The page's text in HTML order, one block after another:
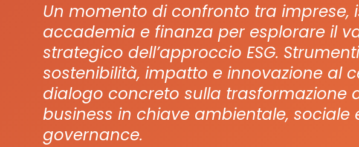
Un momento di confronto tra imprese,
accademia e finanza per esplorare il
strategico dell’approccio ESG.
sostenibilità, impatto e innovazione al
dialogo concreto sulla trasformazione
business in chiave ambientale, sociale
governance.